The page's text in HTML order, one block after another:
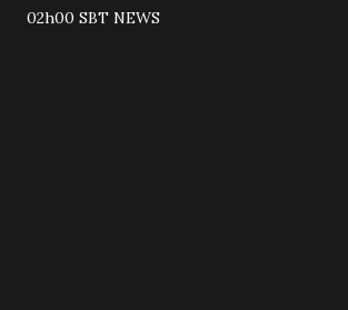
02h00 SBT